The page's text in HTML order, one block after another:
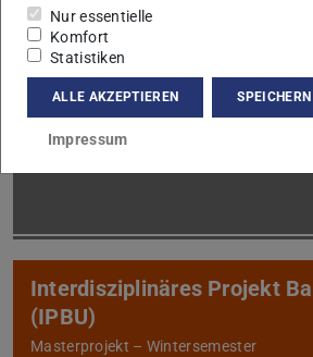
Urban Construction
Interdisziplinäres Projekt
(IPBU)
Masterprojekt – Wintersemester
Nur essentielle
Komfort
Statistiken
ALLE AKZEPTIEREN
Impressum